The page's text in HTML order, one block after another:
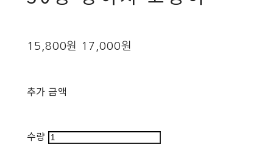
15,800원 17,000원
추가 금액
수량